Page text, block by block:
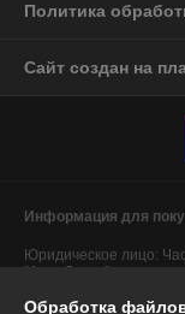
Политика
Сайт создан на
Информация для
Юридическое лицо:
"АннаДекор"
Обработка